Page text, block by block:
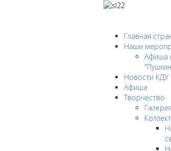
Главная
Наши
Афиша
Новости КДУ
Афиша
Творчество
Галерея